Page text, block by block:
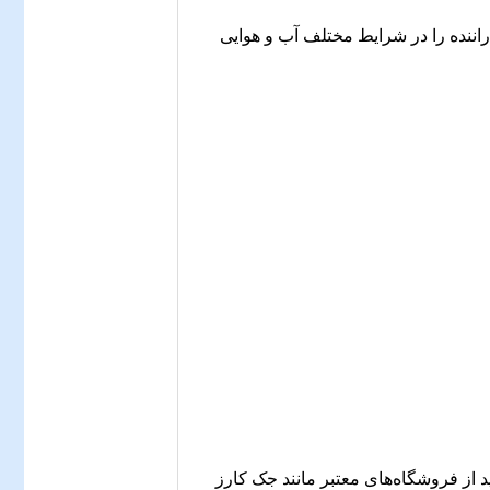
را در شرایط مختلف آب و هوایی
از فروشگاه‌های معتبر مانند جک کارز